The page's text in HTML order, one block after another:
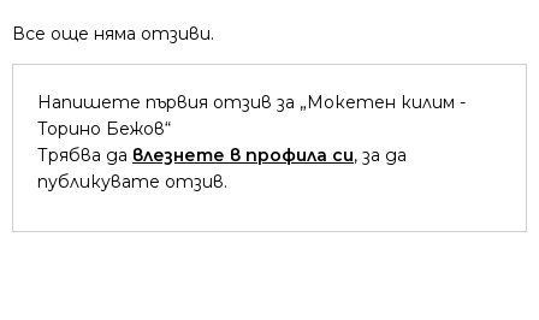
Все още няма отзиви.
Напишете първия отзив за „Мокетен килим -
Торино Бежов“
Трябва да влезнете в профила си, за да
публикувате отзив.